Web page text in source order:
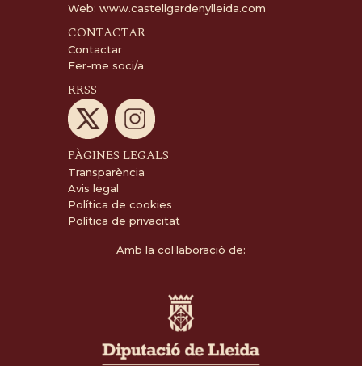
Web: www.castellgardenylleida.com
CONTACTAR
Contactar
Fer-me soci/a
RRSS
PÀGINES LEGALS
Transparència
Avis legal
Política de cookies
Política de privacitat
Amb la col·laboració de: